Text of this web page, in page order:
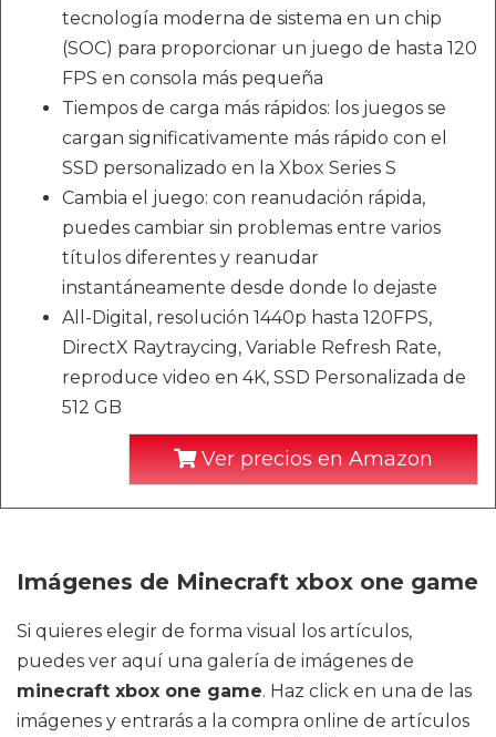
tecnología moderna de sistema en un chip
(SOC) para proporcionar un juego de hasta 120
FPS en consola más pequeña
Tiempos de carga más rápidos: los juegos se
cargan significativamente más rápido con el
SSD personalizado en la Xbox Series S
Cambia el juego: con reanudación rápida,
puedes cambiar sin problemas entre varios
títulos diferentes y reanudar
instantáneamente desde donde lo dejaste
All-Digital, resolución 1440p hasta 120FPS,
DirectX Raytraycing, Variable Refresh Rate,
reproduce video en 4K, SSD Personalizada de
512 GB
Ver precios en Amazon
Imágenes de Minecraft xbox one game
Si quieres elegir de forma visual los artículos,
puedes ver aquí una galería de imágenes de
minecraft xbox one game. Haz click en una de las
imágenes y entrarás a la compra online de artículos